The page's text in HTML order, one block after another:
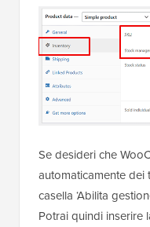
Se desideri che
automaticamente dei
casella ‘Abilita
Potrai quindi inserire